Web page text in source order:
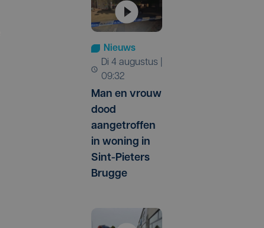
Nieuws
di 4 augustus |
09:32
Man en vrouw
dood
aangetroffen
in woning in
Sint-Pieters
Brugge